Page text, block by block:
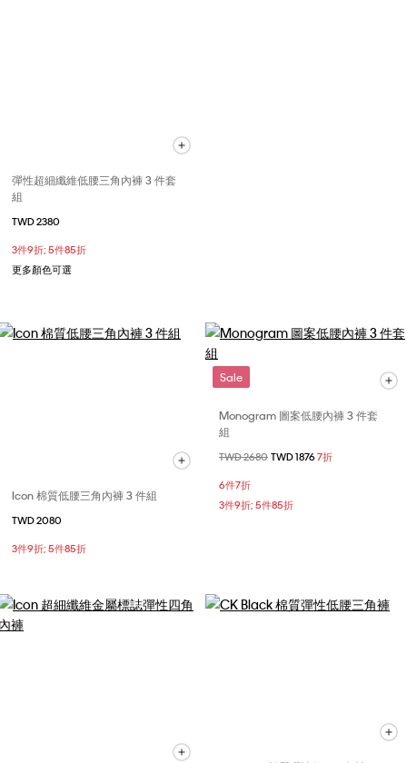
彈性超細纖維低腰三角內褲 3 件套
組
TWD 2380
3件9折; 5件85折
更多顏色可選
Icon 棉質低腰三角內褲 3 件組
TWD 2080
3件9折; 5件85折
Sale
Monogram 圖案低腰內褲 3 件套
組
價格扣減從
TWD 2680 至
TWD 18767折
6件7折
3件9折; 5件85折